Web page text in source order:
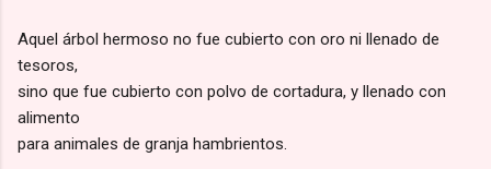
Aquel árbol hermoso no fue cubierto con oro ni llenado de
tesoros,
sino que fue cubierto con polvo de cortadura, y llenado con
alimento
para animales de granja hambrientos.